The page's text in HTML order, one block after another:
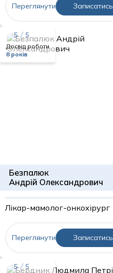
Переглянути Записатись
5 / 5
Досвід роботи
8 років
Переглянути Записатись
Безпалюк
Андрій Олександрович
Лікар-мамолог-онкохірург
5 / 5